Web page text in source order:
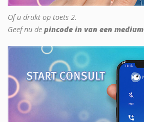
Of u drukt op toets 2.
Geef nu de pincode in van een medium